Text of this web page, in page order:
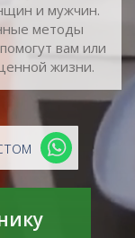
и мужчин.
методы
вам или
жизни.